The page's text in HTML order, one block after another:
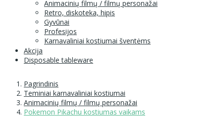
Animacinių filmų / filmų personažai
Retro, diskoteka, hipis
Gyvūnai
Profesijos
Karnavaliniai kostiumai šventėms
Akcija
Disposable tableware
Pagrindinis
Teminiai karnavaliniai kostiumai
Animacinių filmų / filmų personažai
Pokemon Pikachu kostiumas vaikams